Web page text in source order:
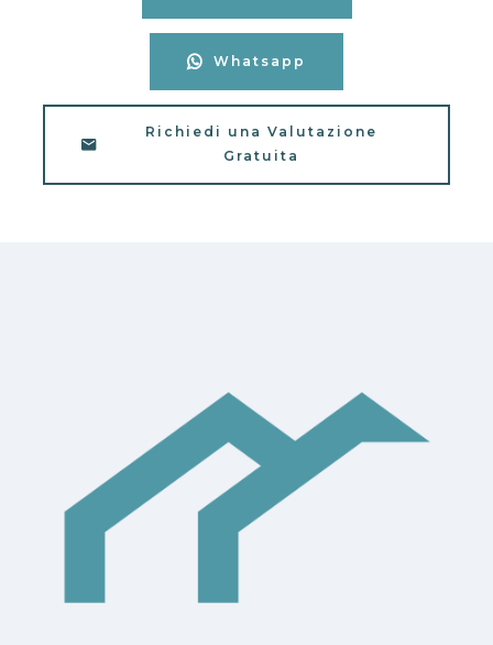
Whatsapp
Richiedi una Valutazione
Gratuita